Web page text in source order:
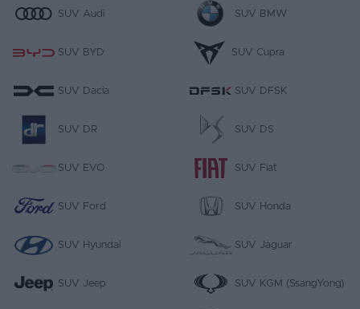
SUV Audi SUV BMW
SUV BYD SUV Cupra
SUV Dacia SUV DFSK
SUV DR SUV DS
SUV EVO SUV Fiat
SUV Ford SUV Honda
SUV Hyundai SUV Jaguar
SUV Jeep SUV KGM (SsangYong)